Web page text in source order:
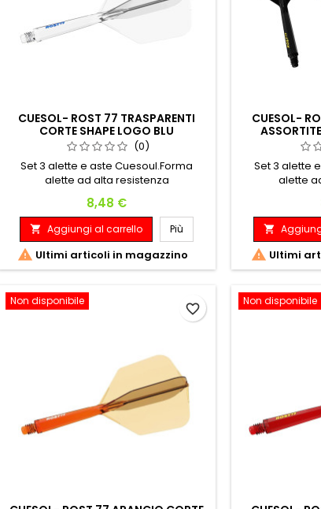
CUESOL- ROST 77 TRASPARENTI
CORTE SHAPE LOGO BLU
(0)
Set 3 alette e aste Cuesoul.Forma
alette ad alta resistenza
Prezzo
8,48 €
 Aggiungi al carrello Più
 Ultimi articoli in magazzino
CUESOL-
Set 3 alette
alette

 Ultimi
Non disponibile
favorite_border
Non disponibile